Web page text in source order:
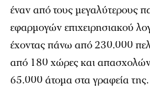
έναν από τους µεγαλύτερους
εφαρµογών επιχειρησιακού
έχοντας πάνω από 230.000
από 180 χώρες και
65.000 άτοµα στα γραφεία